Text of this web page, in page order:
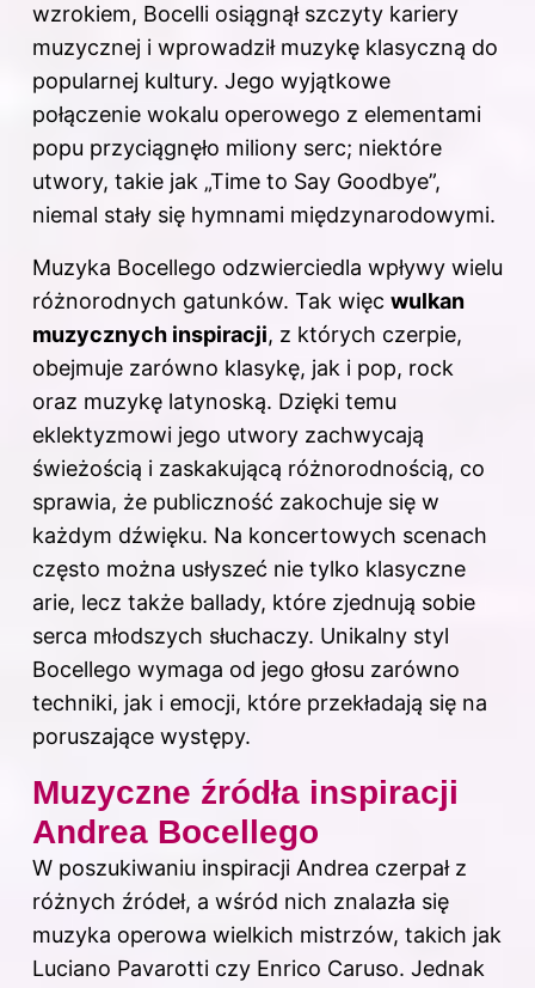
wzrokiem, Bocelli osiągnął szczyty kariery
muzycznej i wprowadził muzykę klasyczną do
popularnej kultury. Jego wyjątkowe
połączenie wokalu operowego z elementami
popu przyciągnęło miliony serc; niektóre
utwory, takie jak „Time to Say Goodbye”,
niemal stały się hymnami międzynarodowymi.
Muzyka Bocellego odzwierciedla wpływy wielu
różnorodnych gatunków. Tak więc wulkan
muzycznych inspiracji, z których czerpie,
obejmuje zarówno klasykę, jak i pop, rock
oraz muzykę latynoską. Dzięki temu
eklektyzmowi jego utwory zachwycają
świeżością i zaskakującą różnorodnością, co
sprawia, że publiczność zakochuje się w
każdym dźwięku. Na koncertowych scenach
często można usłyszeć nie tylko klasyczne
arie, lecz także ballady, które zjednują sobie
serca młodszych słuchaczy. Unikalny styl
Bocellego wymaga od jego głosu zarówno
techniki, jak i emocji, które przekładają się na
poruszające występy.
Muzyczne źródła inspiracji
Andrea Bocellego
W poszukiwaniu inspiracji Andrea czerpał z
różnych źródeł, a wśród nich znalazła się
muzyka operowa wielkich mistrzów, takich jak
Luciano Pavarotti czy Enrico Caruso. Jednak